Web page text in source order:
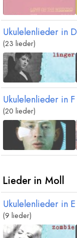
Ukulelenlieder in D
(23 lieder)
Ukulelenlieder in F
(20 lieder)
Lieder in Moll
Ukulelenlieder in E
(9 lieder)